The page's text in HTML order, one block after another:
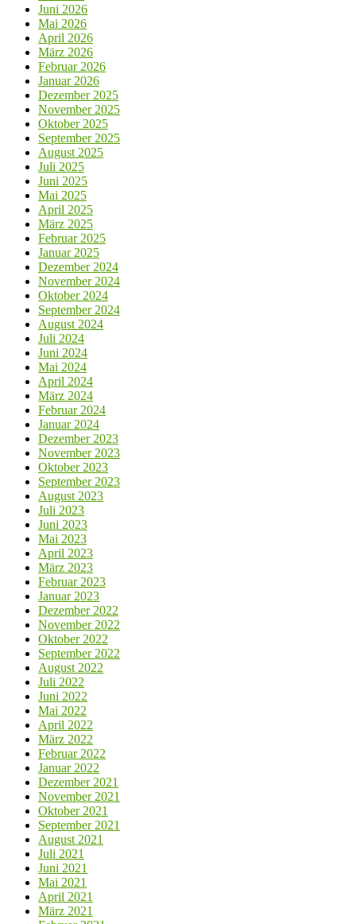
Juni 2026
Mai 2026
April 2026
März 2026
Februar 2026
Januar 2026
Dezember 2025
November 2025
Oktober 2025
September 2025
August 2025
Juli 2025
Juni 2025
Mai 2025
April 2025
März 2025
Februar 2025
Januar 2025
Dezember 2024
November 2024
Oktober 2024
September 2024
August 2024
Juli 2024
Juni 2024
Mai 2024
April 2024
März 2024
Februar 2024
Januar 2024
Dezember 2023
November 2023
Oktober 2023
September 2023
August 2023
Juli 2023
Juni 2023
Mai 2023
April 2023
März 2023
Februar 2023
Januar 2023
Dezember 2022
November 2022
Oktober 2022
September 2022
August 2022
Juli 2022
Juni 2022
Mai 2022
April 2022
März 2022
Februar 2022
Januar 2022
Dezember 2021
November 2021
Oktober 2021
September 2021
August 2021
Juli 2021
Juni 2021
Mai 2021
April 2021
März 2021